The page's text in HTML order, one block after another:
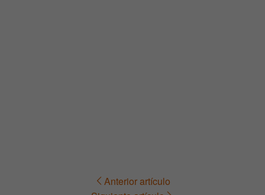
Navegación Anterior artículo